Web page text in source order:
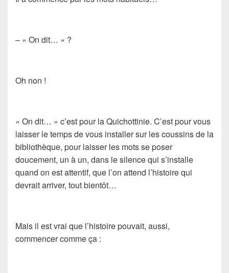
– « On dit… » ?
Oh non !
« On dit… » c’est pour la Quichottinie. C’est pour vous
laisser le temps de vous installer sur les coussins de la
bibliothèque, pour laisser les mots se poser
doucement, un à un, dans le silence qui s’installe
quand on est attentif, que l’on attend l’histoire qui
devrait arriver, tout bientôt…
Mais il est vrai que l’histoire pouvait, aussi,
commencer comme ça :